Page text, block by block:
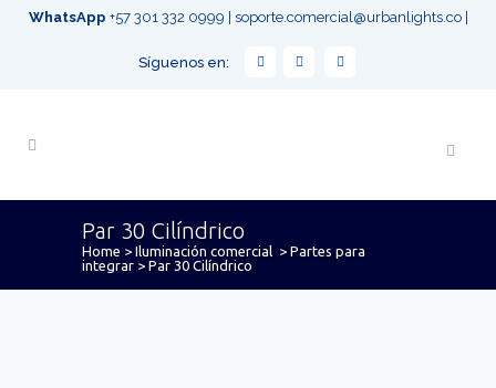
WhatsApp +57 301 332 0999 soporte.comercial@urbanlights.co|
Síguenos en:
Par 30 Cilíndrico
Home > Iluminación comercial > Partes para
integrar > Par 30 Cilíndrico